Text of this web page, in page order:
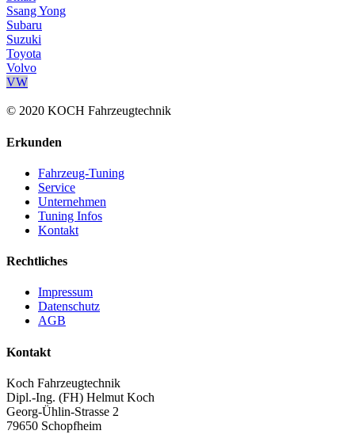
Ssang Yong
Subaru
Suzuki
Toyota
Volvo
VW
© 2020 KOCH Fahrzeugtechnik
Erkunden
Fahrzeug-Tuning
Service
Unternehmen
Tuning Infos
Kontakt
Rechtliches
Impressum
Datenschutz
AGB
Kontakt
Koch Fahrzeugtechnik
Dipl.-Ing. (FH) Helmut Koch
Georg-Ühlin-Strasse 2
79650 Schopfheim